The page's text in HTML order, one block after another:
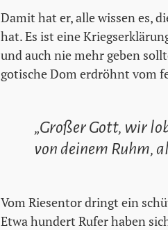
Damit hat er, alle wissen es,
hat. Es ist eine
und auch nie mehr geben
gotische Dom erdröhnt vom
„Großer Gott, wir
von deinem Ruhm,
Vom Riesentor dringt ein
Etwa hundert Rufer haben